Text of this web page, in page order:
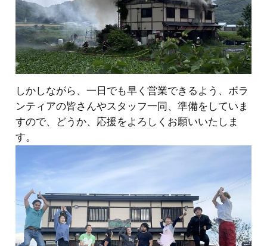
しかしながら、一日でも早く営業できるよう、ボラ
ンティアの皆さんやスタッフ一同、準備をしていま
すので、どうか、応援をよろしくお願いいたしま
す。